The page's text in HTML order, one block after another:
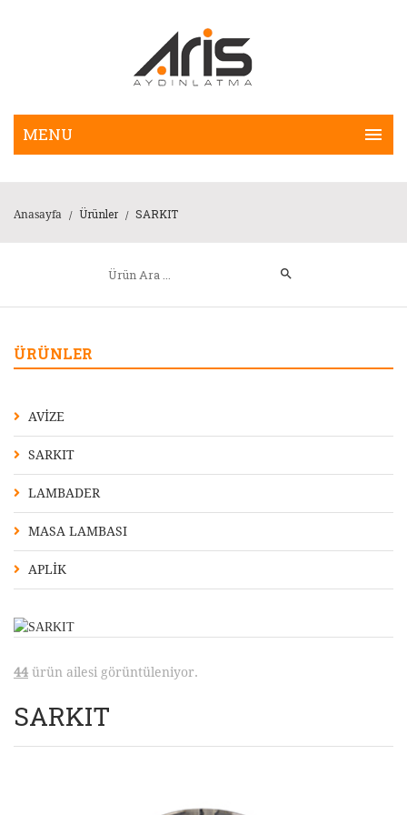
Anasayfa / Ürünler / SARKIT
ÜRÜNLER
AVİZE
SARKIT
LAMBADER
MASA LAMBASI
APLİK
44 ürün ailesi görüntüleniyor.
SARKIT